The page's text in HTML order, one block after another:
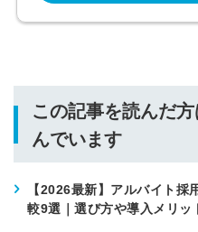
この記事を読んだ
んでいます
【2026最新】アルバイト
較9選｜選び方や導入メリッ